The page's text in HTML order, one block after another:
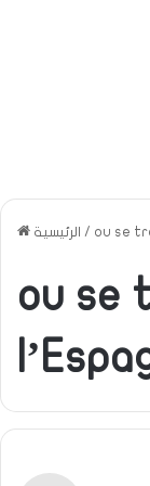
الرئيسية / ou se
ou se